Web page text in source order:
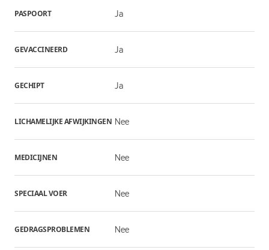
PASPOORT Ja
GEVACCINEERD Ja
GECHIPT Ja
LICHAMELIJKE AFWIJKINGEN Nee
MEDICIJNEN Nee
SPECIAAL VOER Nee
GEDRAGSPROBLEMEN Nee